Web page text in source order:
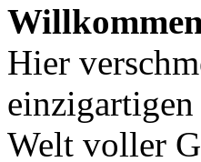
Hier
Welt voller